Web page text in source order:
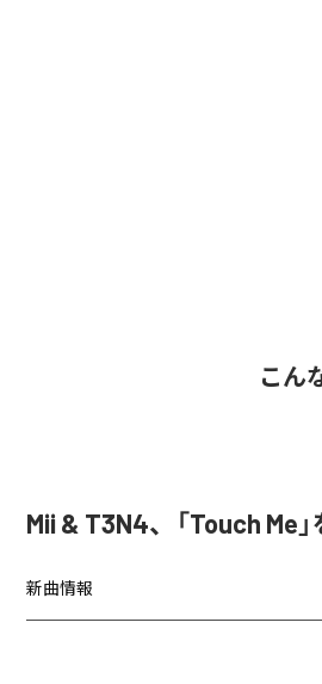
こん
Mii & T3N4、「Touch Me
新曲情報